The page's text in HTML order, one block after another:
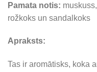
Pamata notis:
rožkoks un sandalkoks
Apraksts:
Tas ir aromātisks, koka